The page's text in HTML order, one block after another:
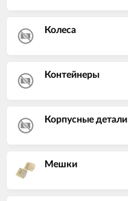
Колеса
Контейнеры
Корпусные детали
Мешки